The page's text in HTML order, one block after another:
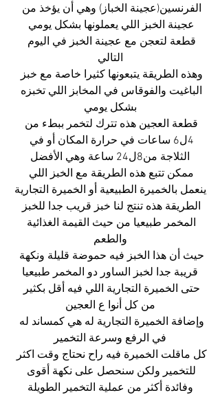
الفرنسين(عجينة الخباز) وهي أن يؤخذ من
عجينة الخبز اللي يعملونها بشكل يومي
قطعة لتعجن مع عجينة الخبز في اليوم
التالي
وهذه الطريقة يتبعونها كثيرا خاصة مع خبز
الباغيت والفوقاس في المخابز اللي تخبزه
بشكل يومي
قطعة العجين هذه تترك لتخمر ببطء من
4ل6 ساعات في حرارة المكان أو في
الثلاجة من8ل24 ساعة وهي الأفضل
ممكن تتبع هذه الطريقة مع الخبز اللي
ينعمل بالخميرة الطبيعية أو الخميرة التجارية
الطريقة هذه تنتج لنا خبز قريب جدا للخبز
المخمر طبيعيا من حيث القيمة الغذائية
والطعم
حيث أن هذا الخبز فيه حموضة قليلة ونكهة
قريبة جدا لخبز الساور دو المخمر طبيعيا
حتى الخميرة التجارية اللي فيه أقل بكثير
من كل أنوا ع العجين
وإضافة الخميرة التجارية له هي كمساند له
في الرفع وسرعة التخمير
كل ماقلت الخميرة فيه راح نحتاج وقت اكثر
للتخمير ولكن سنحصل على نكهة أقوى
وفائدة أكثر من عملية التخمير الطويلة